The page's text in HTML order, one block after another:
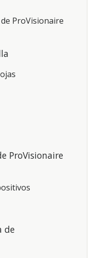
ProVisionaire
ProVisionaire
de